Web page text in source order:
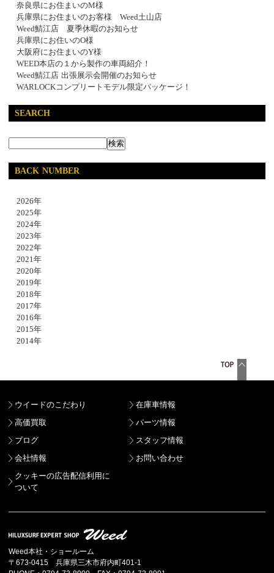
奈良県にお住まいのM様
兵庫県にお住まいのお客様 Weed土山店
Weed鯖江店 夏季休暇のお知らせ
兵庫県にお住いのO様
大阪府にお住まいのY様
WEED本店の１から製作の車両紹介！
Weed鯖江店 出張展示会開催のお知らせ
WARLOCKコンプリートモデル限定パッケージ！
SEARCH
BACK NUMBER
2026年
2025年
2024年
2023年
2022年
2021年
2020年
2019年
2018年
2017年
2016年
2015年
2014年
ウイードのこだわり
在庫車情報
高価買取
パーツ情報
ブログ
スタッフ情報
会社情報
お問い合わせ
クッキーの広告配信利用に
ついて
Weed本社・ショールーム
〒673-0415 兵庫県三木市府内町401-1